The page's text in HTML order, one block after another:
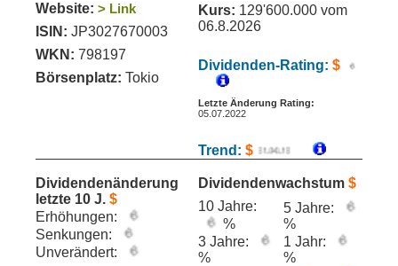
Website: > Link
ISIN: JP3027670003
WKN: 798197
Börsenplatz: Tokio
Kurs: 129'600.000 vom
06.8.2026
Dividenden-Rating: $
Letzte Änderung Rating:
05.07.2022
Trend: $
Dividendenänderung
letzte 10 J. $
Erhöhungen:
Senkungen:
Unverändert:
Dividendenwachstum $
10 Jahre:
%
5 Jahre:
%
3 Jahre:
%
1 Jahr:
%